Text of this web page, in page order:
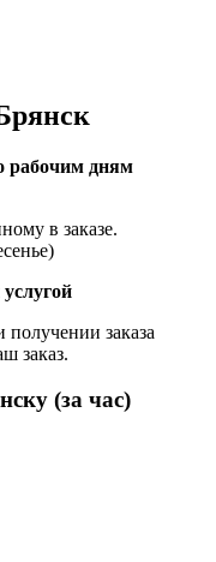
рабочим дням
в заказе.
получении заказа
заказ.
(за час)